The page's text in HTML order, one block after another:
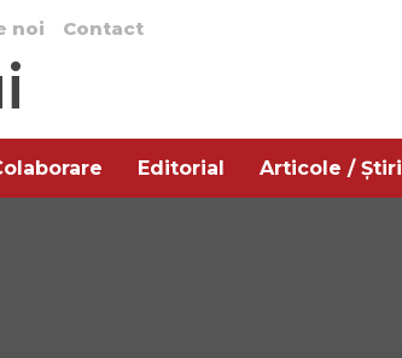
noi Contact
Editorial Articole / Știri